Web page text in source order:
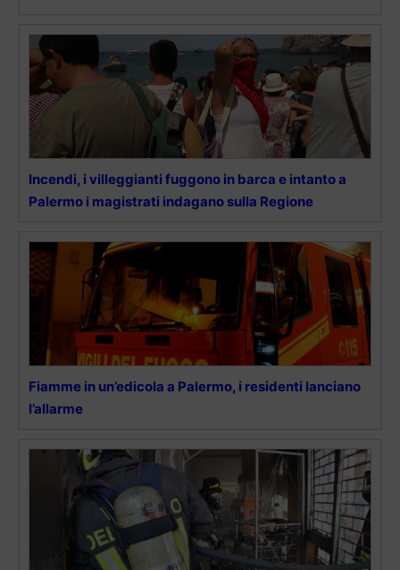
Incendi, i villeggianti fuggono in barca e intanto a
Palermo i magistrati indagano sulla Regione
Fiamme in un’edicola a Palermo, i residenti lanciano
l’allarme